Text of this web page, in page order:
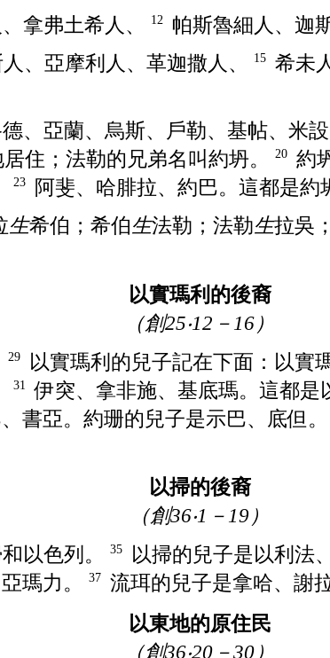
拿弗土希 人、 12 帕斯魯細 人、 迦
人、 亞摩利 人、 革迦撒人、 15 希未
、 亞蘭、 烏斯、 戶勒、 基帖、 米設
住； 法勒的兄弟名叫約坍。 20 約
23 阿斐、 哈腓拉、 約巴。這都是約
生希伯 ； 希伯生法勒 ； 法勒生拉吳 ；
以實瑪利的後裔
（創25‧12－16）
29 以實瑪利 的兒子記在下面： 以實
31 伊突、 拿非施、 基底瑪。這都是
、 書亞。 約珊的兒子是示巴、 底但 。
以掃的後裔
（創36‧1－19）
和 以色列 。 35 以掃的兒子是 以利法、
亞瑪力。 37 流珥的兒子是拿哈、 謝
以東地的原住民
（創36‧20－30）